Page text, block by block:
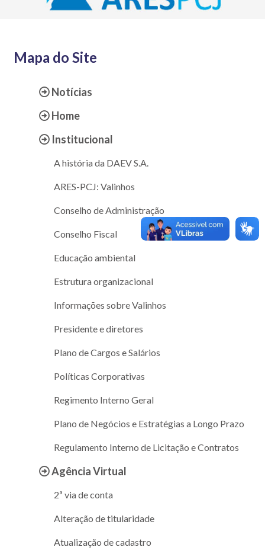
Mapa do Site
Notícias
Home
Institucional
A história da DAEV S.A.
ARES-PCJ: Valinhos
Conselho de Administração
Conselho Fiscal
Educação ambiental
Estrutura organizacional
Informações sobre Valinhos
Presidente e diretores
Plano de Cargos e Salários
Políticas Corporativas
Regimento Interno Geral
Plano de Negócios e Estratégias a Longo Prazo
Regulamento Interno de Licitação e Contratos
Agência Virtual
2ª via de conta
Alteração de titularidade
Atualização de cadastro